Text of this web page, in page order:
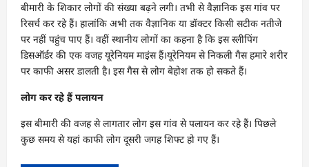
बीमारी के शिकार लोगों की संख्या बढ़ने लगी। तभी से वैज्ञानिक इस गांव पर
रिसर्च कर रहे हैं। हालांकि अभी तक वैज्ञानिक या डॉक्टर किसी सटीक नतीजे
पर नहीं पहुंच पाए हैं। वहीं स्थानीय लोगों का कहना है कि इस स्लीपिंग
डिसऑर्डर की एक वजह यूरेनियम माइंस हैं।यूरेनियम से निकली गैस हमारे शरीर
पर काफी असर डालती है। इस गैस से लोग बेहोश तक हो सकते हैं।
लोग कर रहे हैं पलायन
इस बीमारी की वजह से लागतार लोग इस गांव से पलायन कर रहे हैं। पिछले
कुछ समय से यहां काफी लोग दूसरी जगह शिफ्ट हो गए हैं।